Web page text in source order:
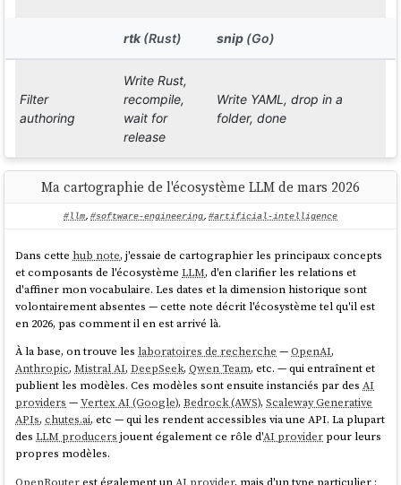
rtk(Rust) snip (Go)
Filter
authoring
Write Rust,
recompile,
wait for
release
Write YAML, drop in a
folder, done
Filter format
Compiled
into the
binary
Declarative YAML, engine
and filters evolve
independently
Custom
filters
Fork the
repo, add
Rust code
Create a .yamlfile in
~/.config/snip/filters/
Concurrency
threads
thread pool)
SQLite
Requires
CGO + C
compiler
Pure Go driver, static
binary, no dependencies
Ma cartographie de l'écosystème LLM de mars 2026
#llm, #software-engineering, #artificial-intelligence
Dans cette hub note, j'essaie de cartographier les principaux concepts
et composants de l'écosystèmeLLM, d'en clarifier les relations et
d'affiner mon vocabulaire. Les dates et la dimension historique sont
volontairement absentes — cette note décrit l'écosystème tel qu'il est
en 2026, pas comment il en est arrivé là.
À la base, on trouve les laboratoires de recherche —OpenAI,
Anthropic,Mistral AI,DeepSeek,Qwen Team, etc. — qui entraînent et
publient les modèles. Ces modèles sont ensuite instanciés par desAI
providers —Vertex AI (Google),Bedrock (AWS),Scaleway Generative
APIs,chutes.ai, etc — qui les rendent accessibles via une API. La plupart
desLLM producers jouent également ce rôle d'AI provider pour leurs
propres modèles.
OpenRouterest également un AI provider, mais d'un type particulier :